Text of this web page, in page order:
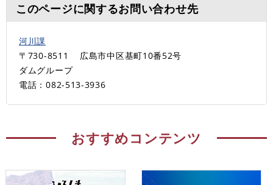
このページに関するお問い合わせ先
河川課
〒730-8511
広島市中区基町10番52号
ダムグループ
電話：082-513-3936
おすすめコンテンツ